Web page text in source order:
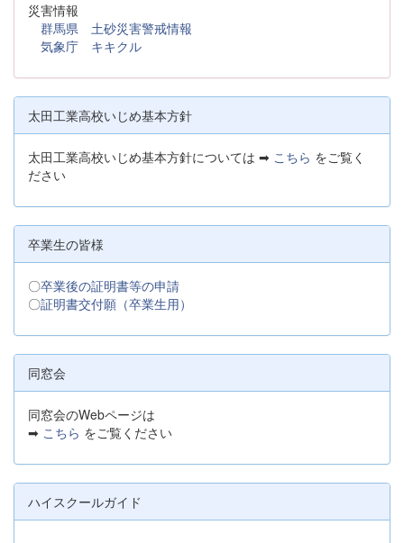
災害情報
群馬県 土砂災害警戒情報
気象庁 キキクル
太田工業高校いじめ基本方針
太田工業高校いじめ基本方針については ➡ こちら をご覧く
ださい
卒業生の皆様
〇卒業後の証明書等の申請
〇証明書交付願（卒業生用）
同窓会
同窓会のWebページは
➡ こちら をご覧ください
ハイスクールガイド